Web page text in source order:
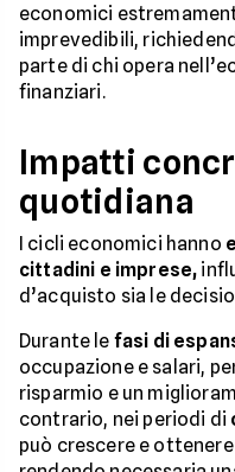
economici
imprevedibili,
parte di chi opera
finanziari.
Impatti
quotidiana
I cicli economici hanno
cittadini e imprese,
d’acquisto sia le
Durante le fasi di
occupazione e salari,
risparmio e un
contrario, nei periodi di
può crescere e